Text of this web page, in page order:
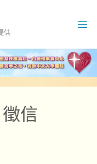
供
信